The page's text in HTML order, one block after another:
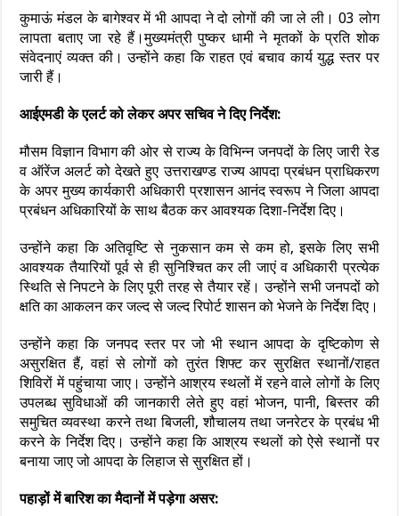
कुमाऊं मंडल के बागेश्वर में भी आपदा ने दो लोगों की जा ले ली। 03 लोग
लापता बताए जा रहे हैं।मुख्यमंत्री पुष्कर धामी ने मृतकों के प्रति शोक
संवेदनाएं व्यक्त की। उन्होंने कहा कि राहत एवं बचाव कार्य युद्ध स्तर पर
जारी हैं।
आईएमडी के एलर्ट को लेकर अपर सचिव ने दिए निर्देश:
मौसम विज्ञान विभाग की ओर से राज्य के विभिन्न जनपदों के लिए जारी रेड
व ऑरेंज अलर्ट को देखते हुए उत्तराखण्ड राज्य आपदा प्रबंधन प्राधिकरण
के अपर मुख्य कार्यकारी अधिकारी प्रशासन आनंद स्वरूप ने जिला आपदा
प्रबंधन अधिकारियों के साथ बैठक कर आवश्यक दिशा-निर्देश दिए।
उन्होंने कहा कि अतिवृष्टि से नुकसान कम से कम हो, इसके लिए सभी
आवश्यक तैयारियों पूर्व से ही सुनिश्चित कर ली जाएं व अधिकारी प्रत्येक
स्थिति से निपटने के लिए पूरी तरह से तैयार रहें। उन्होंने सभी जनपदों को
क्षति का आकलन कर जल्द से जल्द रिपोर्ट शासन को भेजने के निर्देश दिए।
उन्होंने कहा कि जनपद स्तर पर जो भी स्थान आपदा के दृष्टिकोण से
असुरक्षित हैं, वहां से लोगों को तुरंत शिफ्ट कर सुरक्षित स्थानों/राहत
शिविरों में पहुंचाया जाए। उन्होंने आश्रय स्थलों में रहने वाले लोगों के लिए
उपलब्ध सुविधाओं की जानकारी लेते हुए वहां भोजन, पानी, बिस्तर की
समुचित व्यवस्था करने तथा बिजली, शौचालय तथा जनरेटर के प्रबंध भी
करने के निर्देश दिए। उन्होंने कहा कि आश्रय स्थलों को ऐसे स्थानों पर
बनाया जाए जो आपदा के लिहाज से सुरक्षित हों।
पहाड़ों में बारिश का मैदानों में पड़ेगा असर: